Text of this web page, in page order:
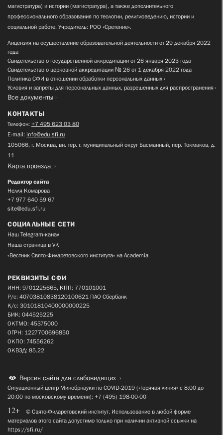
магистратура) и истории (магистратура), а также дополнительного
профессионального образования по теологии, религиоведению, истории и
социальной работе. Учредитель: РОО «Сретение».
Лицензия на осуществление образовательной деятельности от 29 декабря 2022
года
Свидетельство о государственной аккредитации от 26 января 2023 года
Свидетельство о церковной аккредитации № 26 от 1 декабря 2022 года
Политика СФИ в отношении обработки персональных данных
Условия и запреты для персональных данных, разрешенных для распространения
Все документы
КОНТАКТЫ
Телефон: +7 495 623 03 80
E-mail: info@edu.sfi.ru
105066, г. Москва, вн. тер. г. муниципальный округ Басманный, пер. Токмаков, д.
11
Карта проезда
Редактор сайта
Нелля Комарова
+7 977 640 59 67
site@edu.sfi.ru
СОЦИАЛЬНЫЕ СЕТИ
Наш Telegram-канал
Наша страница в VK
«Вестник Свято-Филаретовского института» на Academia
РЕКВИЗИТЫ СФИ
ИНН: 9701225665, КПП: 770101001
Р/с: 40703810838120100621 ПАО Сбербанк
К/с: 30101810400000000225
БИК: 044525225
ОКТМО: 45375000
ОГРН: 1227700696850
ОКПО: 74556262
ОКВЭД: 85.22
Версия сайта для слабовидящих
Ситуационный центр Минобрнауки по COVID-2019 («Горячая линия» с 8:00 до
20:00 по московскому времени): +7 (495) 198-00-00
12+
© Свято-Филаретовский институт. Использование в любой форме
материалов этого сайта допустимо только при наличии активной ссылки на
https://sfi.ru/